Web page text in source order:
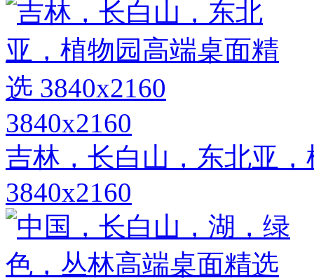
3840x2160
吉林，长白山，东北亚
3840x2160